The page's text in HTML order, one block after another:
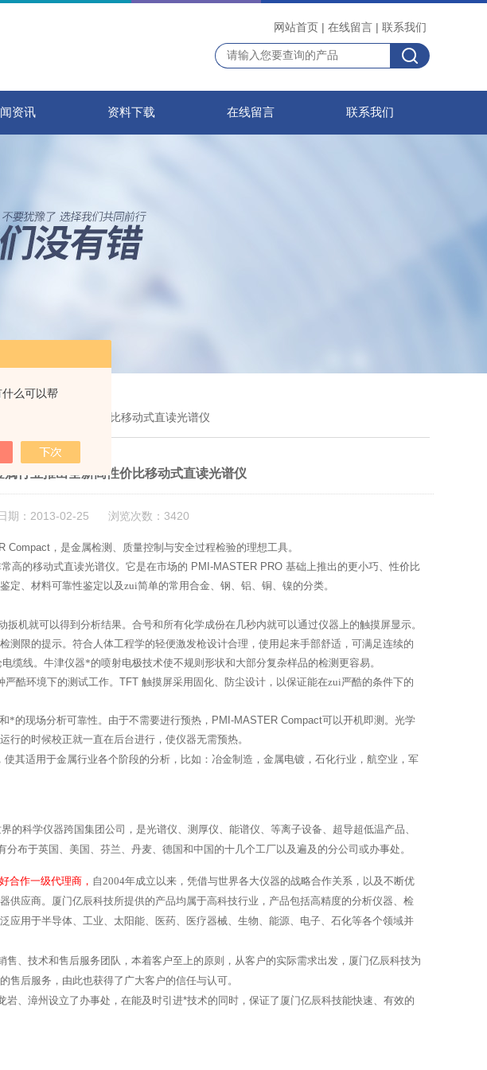
么可以帮
网站首页 | 在线留言 | 联系我们
资讯 资料下载 在线留言 联系我们
行业推出全新高性价比移动式直读光谱仪
属行业推出全新高性价比移动式直读光谱仪
期：2013-02-25 浏览次数：3420
Compact ，是金属检测、质量控制与安全过程检验的理想工具。
高的移动式直读光谱仪。它是在市场的 PMI-MASTER PRO 基础上推出的更小巧、性价比
定、材料可靠性鉴定以及zui简单的常用合金、钢、铝、铜、镍的分类。
机就可以得到分析结果。合号和所有化学成份在几秒内就可以通过仪器上的触摸屏显示。
测限的提示。符合人体工程学的轻便激发枪设计合理，使用起来手部舒适，可满足连续的
缆线。牛津仪器*的喷射电极技术使不规则形状和大部分复杂样品的检测更容易。
酷环境下的测试工作。 TFT 触摸屏采用固化、防尘设计，以保证能在zui严酷的条件下的
的现场分析可靠性。由于不需要进行预热， PMI-MASTER Compact可以开机即测。光学
行的时候校正就一直在后台进行，使仪器无需预热。
其适用于金属行业各个阶段的分析，比如：冶金制造，金属电镀，石化行业，航空业，军
的科学仪器跨国集团公司，是光谱仪、测厚仪、能谱仪、等离子设备、超导超低温产品、
分布于英国、美国、芬兰、丹麦、德国和中国的十几个工厂以及遍及的分公司或办事处。
合作一级代理商， 自2004年成立以来，凭借与世界各大仪器的战略合作关系，以及不断优
供应商。厦门亿辰科技所提供的产品均属于高科技行业，产品包括高精度的分析仪器、检
应用于半导体、工业、太阳能、医药、医疗器械、生物、能源、电子、石化等各个领域并
、技术和售后服务团队，本着客户至上的原则，从客户的实际需求出发，厦门亿辰科技为
后服务，由此也获得了广大客户的信任与认可。
、漳州设立了办事处，在能及时引进*技术的同时，保证了厦门亿辰科技能快速、有效的